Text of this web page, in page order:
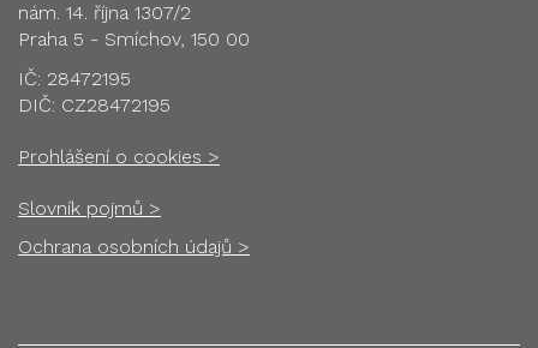
nám. 14. října 1307/2
Praha 5 - Smíchov, 150 00
IČ: 28472195
DIČ: CZ28472195
Prohlášení o cookies >
Slovník pojmů >
Ochrana osobních údajů >